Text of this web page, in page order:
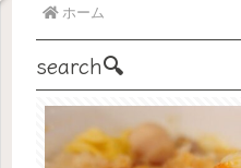
ホーム
search🔍